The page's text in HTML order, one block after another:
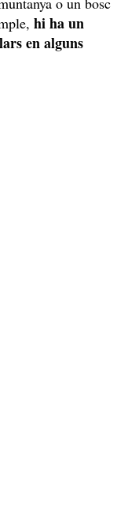
hi ha un
en alguns